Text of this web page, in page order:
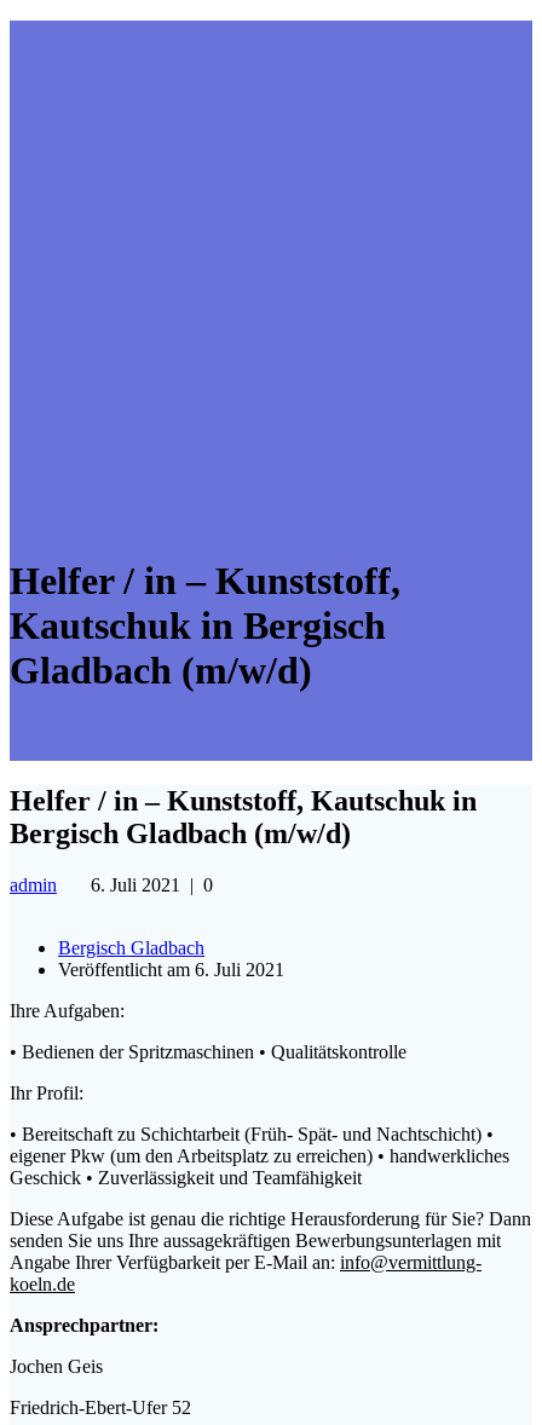
Helfer / in – Kunststoff,
Kautschuk in Bergisch
Gladbach (m/w/d)
Helfer / in – Kunststoff, Kautschuk in
Bergisch Gladbach (m/w/d)
admin 6. Juli 2021 | 0
Bergisch Gladbach
Veröffentlicht am 6. Juli 2021
Ihre Aufgaben:
• Bedienen der Spritzmaschinen • Qualitätskontrolle
Ihr Profil:
• Bereitschaft zu Schichtarbeit (Früh- Spät- und Nachtschicht) •
eigener Pkw (um den Arbeitsplatz zu erreichen) • handwerkliches
Geschick • Zuverlässigkeit und Teamfähigkeit
Diese Aufgabe ist genau die richtige Herausforderung für Sie? Dann
senden Sie uns Ihre aussagekräftigen Bewerbungsunterlagen mit
Angabe Ihrer Verfügbarkeit per E-Mail an: info@vermittlung-
koeln.de
Ansprechpartner:
Jochen Geis
Friedrich-Ebert-Ufer 52